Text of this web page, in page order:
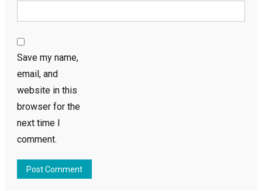
Save my name,
email, and
website in this
browser for the
next time I
comment.